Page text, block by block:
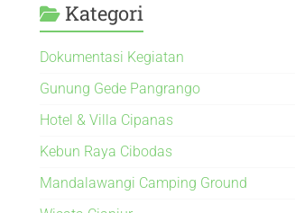
Kategori
Dokumentasi Kegiatan
Gunung Gede Pangrango
Hotel & Villa Cipanas
Kebun Raya Cibodas
Mandalawangi Camping Ground